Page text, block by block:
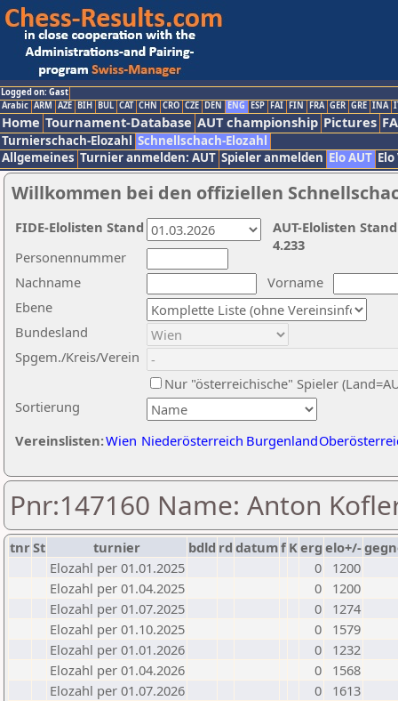
Logged on: Gast
Arabic ARM AZE BIH BUL CAT CHN CRO CZE DEN ENG ESP FAI FIN FRA GER GRE INA
Home Tournament-Database AUT championship Pictures
Turnierschach-Elozahl Schnellschach-Elozahl
Allgemeines Turnier anmelden: AUT Spieler anmelden Elo AUT
Willkommen bei den offiziellen
Nachname
Vorname
Ebene
Sortierung
Personennummer
Bundesland
Spgem./Kreis/Verein
Nur "österreichische" Spieler
Vereinslisten:Wien Niederösterreich Burgenland
AUT-Elolisten
4.233
FIDE-Elolisten Stand
Pnr:147160 Name: Anton
tnrSt turnier bdld rd datumf Kerg elo+/-
Elozahl per 01.01.2025
0
1200
Elozahl per 01.04.2025
0
1200
Elozahl per 01.07.2025
0
1274
Elozahl per 01.10.2025
0
1579
Elozahl per 01.01.2026
0
1232
Elozahl per 01.04.2026
0
1568
Elozahl per 01.07.2026
0
1613